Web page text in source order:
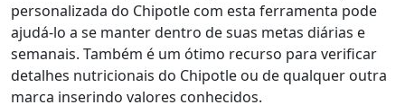
personalizada do Chipotle com esta ferramenta pode
ajudá-lo a se manter dentro de suas metas diárias e
semanais. Também é um ótimo recurso para verificar
detalhes nutricionais do Chipotle ou de qualquer outra
marca inserindo valores conhecidos.